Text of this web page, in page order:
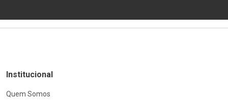
Institucional
Quem Somos